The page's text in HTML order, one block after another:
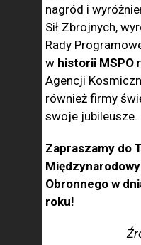
nagród i
Sił Zbrojnych,
Rady
w historii MSPO
Agencji
również firmy
swoje jubileusze.
Zapraszamy do
Obronnego w
roku!